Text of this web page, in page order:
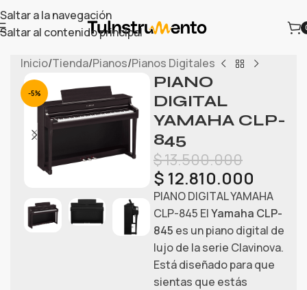
Saltar a la navegación
Saltar al contenido principal
Inicio/Tienda/Pianos/Pianos Digitales
-5%
PIANO
DIGITAL
YAMAHA CLP-
845
$13.500.000
$ 12.810.000
PIANO DIGITAL YAMAHA
CLP-845 ElYamaha CLP-
845 es un piano digital de
lujo de la serie Clavinova.
Está diseñado para que
sientas que estás